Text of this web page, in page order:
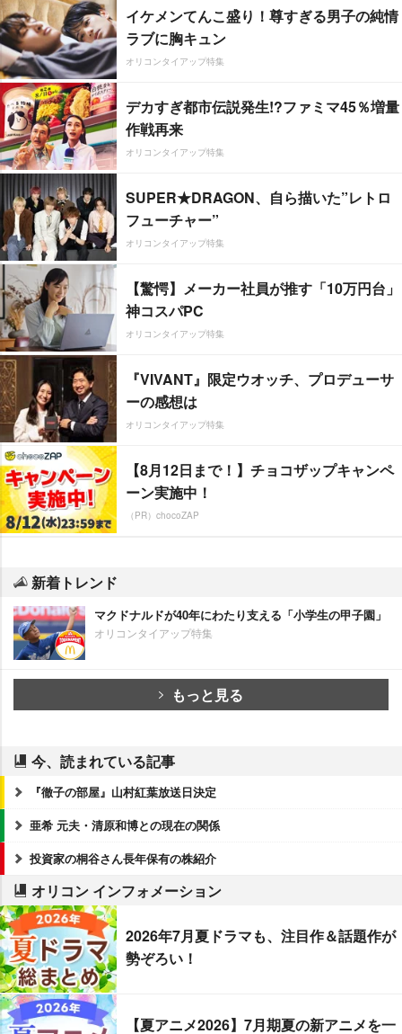
イケメンてんこ盛り！尊すぎる男子の純情
ラブに胸キュン
オリコンタイアップ特集
デカすぎ都市伝説発生!?ファミマ45％増量
作戦再来
オリコンタイアップ特集
SUPER★DRAGON、自ら描いた”レトロ
フューチャー”
オリコンタイアップ特集
【驚愕】メーカー社員が推す「10万円台」
神コスパPC
オリコンタイアップ特集
『VIVANT』限定ウオッチ、プロデューサ
ーの感想は
オリコンタイアップ特集
【8月12日まで！】チョコザップキャンペ
ーン実施中！
（PR）chocoZAP
新着トレンド
マクドナルドが40年にわたり支える「小学生の甲子園」
オリコンタイアップ特集
もっと見る
今、読まれている記事
『徹子の部屋』山村紅葉放送日決定
亜希 元夫・清原和博との現在の関係
投資家の桐谷さん長年保有の株紹介
オリコン インフォメーション
2026年7月夏ドラマも、注目作＆話題作が
勢ぞろい！
【夏アニメ2026】7月期夏の新アニメを一